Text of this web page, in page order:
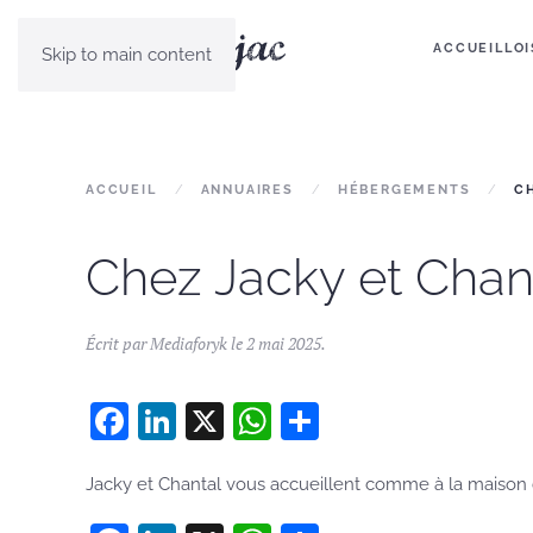
Skip to main content ACCUEIL
ACCUEIL ANNUAIRES HÉBERGEMENTS
Chez Jacky et
Écrit parMediaforykle2 mai 2025.
Facebook
LinkedIn
X WhatsApp
Jacky et Chantal vous accueillent comme à la